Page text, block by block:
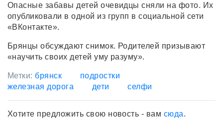
Опасные забавы детей очевидцы сняли на фото. Их
опубликовали в одной из групп в социальной сети
«ВКонтакте».
Брянцы обсуждают снимок. Родителей призывают
«научить своих детей уму разуму».
Метки: брянск
подростки
железная дорога
дети селфи
Хотите предложить свою новость - вам сюда.